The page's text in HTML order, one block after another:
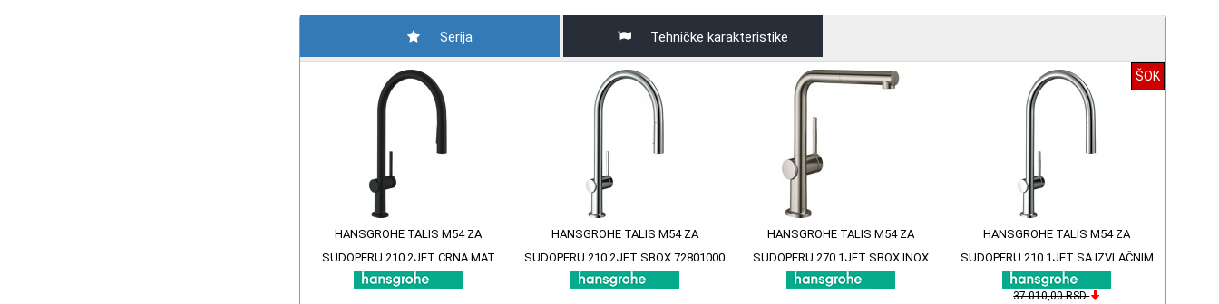
Serija Tehničke karakteristike
HANSGROHE TALIS M54 ZA
SUDOPERU 210 2JET CRNA MAT
72800670
HANSGROHE TALIS M54 ZA
SUDOPERU 210 2JET SBOX 72801000
HANSGROHE TALIS M54 ZA
SUDOPERU 270 1JET SBOX INOX
ZAVRŠNA OBRADA 72809800
ŠOK
HANSGROHE TALIS M54 ZA
SUDOPERU 210 1JET SA IZVLAČNIM
TUŠEM 72802000
37.010,00 RSD